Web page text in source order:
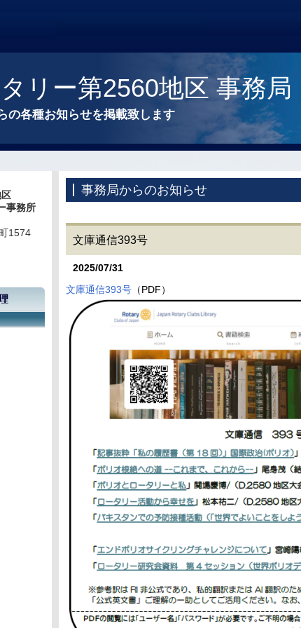
リー第2560地区 事務局
の各種お知らせを掲載致します
事務所
町1574
事務局からのお知らせ
文庫通信393号
2025/07/31
文庫通信393号 （PDF）